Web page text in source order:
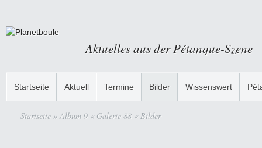
Aktuelles aus der Pétanque-Szene
Startseite Aktuell Termine Bilder Wissenswert
Startseite » Album 9 « Galerie 88 « Bilder